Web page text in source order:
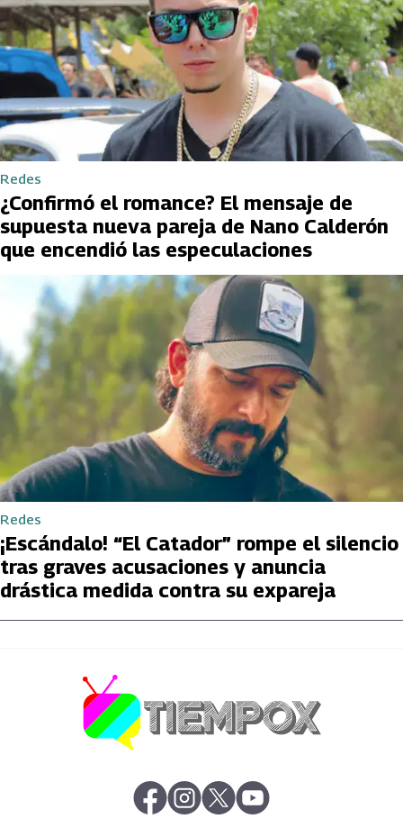
Redes
¿Confirmó el romance? El mensaje de
supuesta nueva pareja de Nano Calderón
que encendió las especulaciones
Redes
¡Escándalo! “El Catador” rompe el silencio
tras graves acusaciones y anuncia
drástica medida contra su expareja
abre en nueva pestaña
abre en nueva pestaña
abre en nueva pestaña